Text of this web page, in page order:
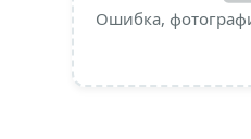
Ошибка,